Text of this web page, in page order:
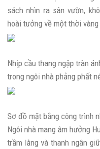
sách nhìn ra sân vườn,
hoài tưởng về một thời vàng
Nhịp cầu thang ngập tràn
trong ngôi nhà phảng phất
Sơ đồ mặt bằng công trình
Ngôi nhà mang âm hưởng
trầm lắng và thanh ngân